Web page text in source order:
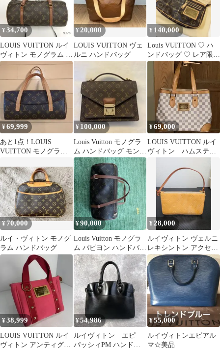
¥34,700
LOUIS VUITTON ルイ
ヴィトン モノグラム パ
ピヨン30 ハンドバッグ
¥20,000
LOUIS VUITTON ヴェ
ルニ ハンドバッグ
¥ 140,000
Louis VUITTON ♡ ハ
ンドバッグ ♡ レア限定
品 ♡ ポーチ
¥69,999
あと1点！LOUIS
VUITTON モノグラム
¥ 100,000
Louis Vuitton モノグラ
ム ハンドバッグ モンソ
ー M51185
¥69,000
LOUIS VUITTON ルイ
ヴィトン ハムステッ
¥70,000
ルイ・ヴィトン モノグ
ラム ハンドバッグ
¥90,000
Louis Vuitton モノグラ
ム パピヨン ハンドバッ
グ
¥28,000
ルイヴィトン ヴェルニ
レキシントン アクセサ
リーポーチ モノグラム
¥38,999
LOUIS VUITTON ルイ
ヴィトン アンティグア
¥54,986
ルイヴィトン エピ
パッシィPM ハンドバ
¥55,000
ルイヴィトンエピアル
マ☆美品